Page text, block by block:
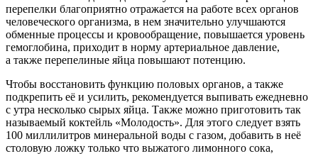
перепелки благоприятно отражается на работе всех органов
человеческого организма, в нем значительно улучшаются
обменные процессы и кровообращение, повышается уровень
гемоглобина, приходит в норму артериальное давление,
а также перепелиные яйца повышают потенцию.
Чтобы восстановить функцию половых органов, а также
подкрепить её и усилить, рекомендуется выпивать ежедневно
с утра несколько сырых яйца. Также можно приготовить так
называемый коктейль «Молодость». Для этого следует взять
100 миллилитров минеральной воды с газом, добавить в неё
столовую ложку только что выжатого лимонного сока,